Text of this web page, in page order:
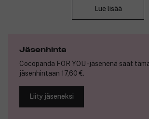
Ainesosista 87 % on luonnollista alkuperää,
ammattimaisen lopputuloksen.
Tuotenumero:3257236
Lue lisää
Jäsenhinta
Cocopanda FOR YOU -jäsenenä saat
jäsenhintaan 17,60 €.
Liity jäseneksi